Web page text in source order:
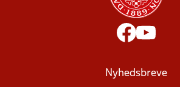
Nyhedsbreve